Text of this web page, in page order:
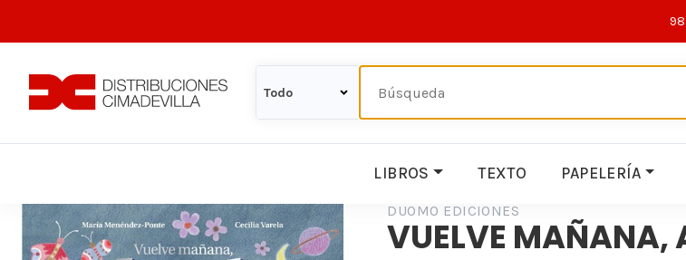
LIBROS TEXTO PAPELERÍA
DUOMO EDICIONES
VUELVE MAÑANA,